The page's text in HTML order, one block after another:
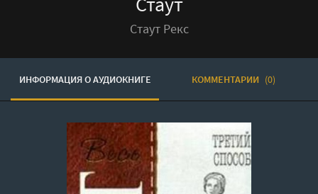
Стаут Рекс
ИНФОРМАЦИЯ О АУДИОКНИГЕ КОММЕНТАРИИ (0)